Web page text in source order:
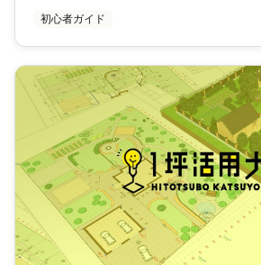
初心者ガイド